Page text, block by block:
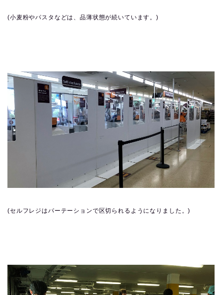
(小麦粉やパスタなどは、品薄状態が続いています。)
(セルフレジはパーテーションで区切られるようになりました。)